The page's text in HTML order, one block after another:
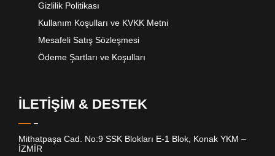
Gizlilik Politikası
Kullanım Koşulları ve KVKK Metni
Mesafeli Satış Sözleşmesi
Ödeme Şartları ve Koşulları
İLETİŞİM & DESTEK
Mithatpaşa Cad. No:9 SSK Blokları E-1 Blok, Konak YKM –
İZMİR